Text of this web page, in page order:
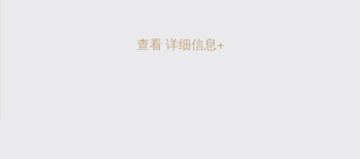
查看 详细信息+